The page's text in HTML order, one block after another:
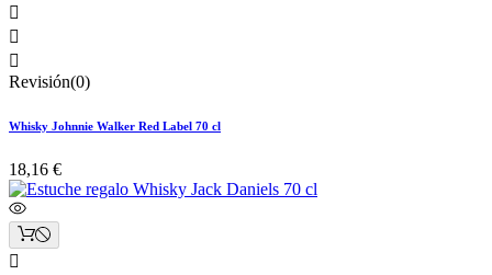



Revisión(0)
Whisky Johnnie Walker Red Label 70 cl
18,16 €
